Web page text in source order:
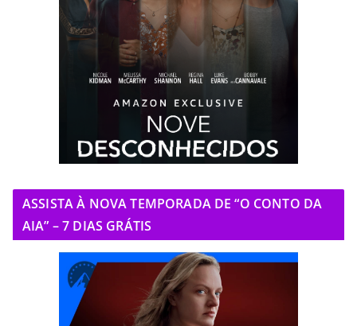
ASSISTA À NOVA TEMPORADA DE “O CONTO DA
AIA” – 7 DIAS GRÁTIS